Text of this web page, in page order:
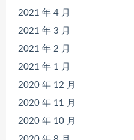
2021 年 4 月
2021 年 3 月
2021 年 2 月
2021 年 1 月
2020 年 12 月
2020 年 11 月
2020 年 10 月